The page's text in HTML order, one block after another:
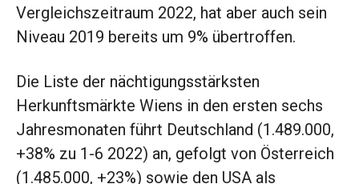
Vergleichszeitraum 2022, hat aber auch sein
Niveau 2019 bereits um 9% übertroffen.
Die Liste der nächtigungsstärksten
Herkunftsmärkte Wiens in den ersten sechs
Jahresmonaten führt Deutschland (1.489.000,
+38% zu 1-6 2022) an, gefolgt von Österreich
(1.485.000, +23%) sowie den USA als